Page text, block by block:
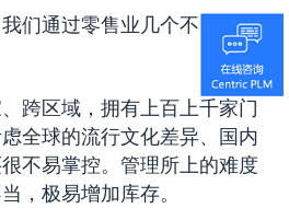
们通过零售业几个不同业态
跨区域，拥有上百上千家门
全球的流行文化差异、国内
不易掌控。管理所上的难度
，极易增加库存。